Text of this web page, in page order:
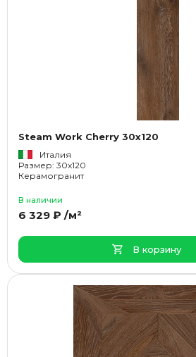
Steam Work Cherry 30x120
Италия
Размер: 30x120
Керамогранит
В наличии
6 329 ₽ /м²
В корзину